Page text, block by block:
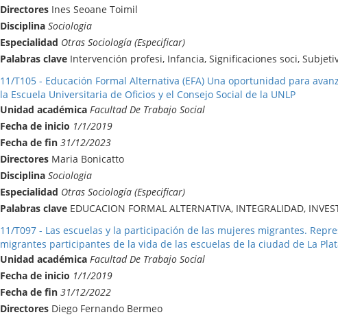
DirectoresInes Seoane Toimil
Disciplina Sociologia
Especialidad Otras Sociología (Especificar)
Palabras claveIntervención profesi, Infancia, Significaciones soci,
11/T105 - Educación Formal Alternativa (EFA) Una oportunidad para
la Escuela Universitaria de Oficios y el Consejo Social de la UNLP
Unidad académica Facultad De Trabajo Social
Fecha de inicio 1/1/2019
Fecha de fin 31/12/2023
DirectoresMaria Bonicatto
Disciplina Sociologia
Especialidad Otras Sociología (Especificar)
Palabras claveEDUCACION FORMAL ALTERNATIVA, INTEGRALIDAD,
11/T097 - Las escuelas y la participación de las mujeres migrantes.
migrantes participantes de la vida de las escuelas de la ciudad de La
Unidad académica Facultad De Trabajo Social
Fecha de inicio 1/1/2019
Fecha de fin 31/12/2022
DirectoresDiego Fernando Bermeo